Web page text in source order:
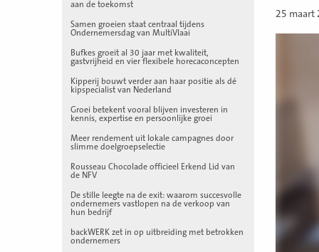
aan de toekomst
Samen groeien staat centraal tijdens
Ondernemersdag van MultiVlaai
Bufkes groeit al 30 jaar met kwaliteit,
gastvrijheid en vier flexibele horecaconcepten
Kipperij bouwt verder aan haar positie als dé
kipspecialist van Nederland
Groei betekent vooral blijven investeren in
kennis, expertise en persoonlijke groei
Meer rendement uit lokale campagnes door
slimme doelgroepselectie
Rousseau Chocolade officieel Erkend Lid van
de NFV
De stille leegte na de exit: waarom succesvolle
ondernemers vastlopen na de verkoop van
hun bedrijf
backWERK zet in op uitbreiding met betrokken
ondernemers
25 maart